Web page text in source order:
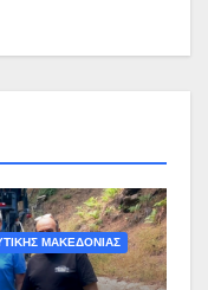
ΜΑΚΕΔΟΝΙΑΣ